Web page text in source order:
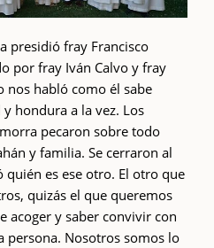
presidió fray Francisco
por fray Iván Calvo y fray
nos habló como él sabe
hondura a la vez. Los
pecaron sobre todo
y familia. Se cerraron al
quién es ese otro. El otro que
quizás el que queremos
acoger y saber convivir con
persona. Nosotros somos lo